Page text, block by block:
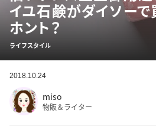
イユ石鹸がダイソーで
ホント？
ライフスタイル
2018.10.24
miso
物販＆ライター